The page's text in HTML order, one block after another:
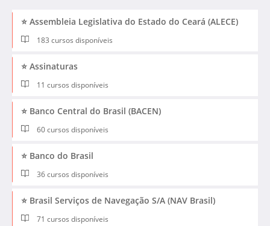
⭐ Assembleia Legislativa do Estado do Ceará (ALECE)
183 cursos disponíveis
⭐ Assinaturas
11 cursos disponíveis
⭐ Banco Central do Brasil (BACEN)
60 cursos disponíveis
⭐ Banco do Brasil
36 cursos disponíveis
⭐ Brasil Serviços de Navegação S/A (NAV Brasil)
71 cursos disponíveis